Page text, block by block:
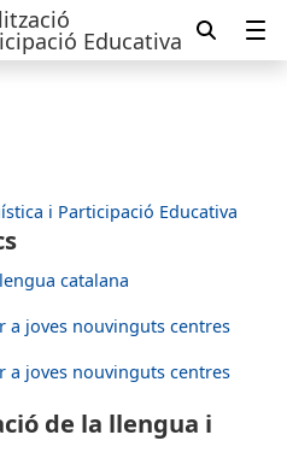
Educativa
i Participació Educativa
catalana
a joves nouvinguts centres
a joves nouvinguts centres
de la llengua i